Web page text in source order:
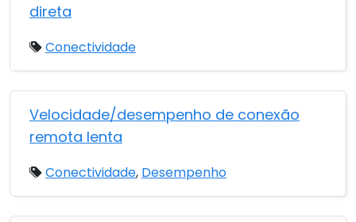
direta
Conectividade
Velocidade/desempenho de conexão
remota lenta
Conectividade, Desempenho